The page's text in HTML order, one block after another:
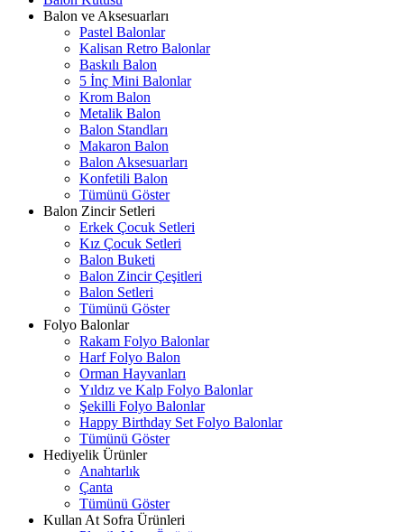
Balon ve Aksesuarları
Pastel Balonlar
Kalisan Retro Balonlar
Baskılı Balon
5 İnç Mini Balonlar
Krom Balon
Metalik Balon
Balon Standları
Makaron Balon
Balon Aksesuarları
Konfetili Balon
Tümünü Göster
Balon Zincir Setleri
Erkek Çocuk Setleri
Kız Çocuk Setleri
Balon Buketi
Balon Zincir Çeşitleri
Balon Setleri
Tümünü Göster
Folyo Balonlar
Rakam Folyo Balonlar
Harf Folyo Balon
Orman Hayvanları
Yıldız ve Kalp Folyo Balonlar
Şekilli Folyo Balonlar
Happy Birthday Set Folyo Balonlar
Tümünü Göster
Hediyelik Ürünler
Anahtarlık
Çanta
Tümünü Göster
Kullan At Sofra Ürünleri